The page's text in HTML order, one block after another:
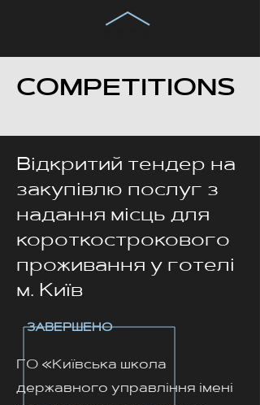
COMPETITIONS
Відкритий тендер на
закупівлю послуг з
надання місць для
короткострокового
проживання у готелі
м. Київ
ЗАВЕРШЕНО
ГО «Київська школа
державного управління імені